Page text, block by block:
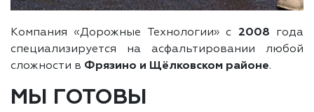
Компания «Дорожные Технологии» с 2008 года
специализируется на асфальтировании любой
сложности в Фрязино и Щёлковском районе.
МЫ ГОТОВЫ